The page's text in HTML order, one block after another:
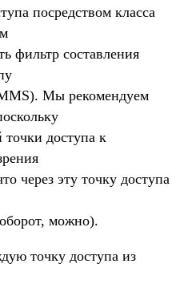
посредством класса
фильтр составления
Мы рекомендуем
точки доступа к
через эту точку доступа
можно).
точку доступа из